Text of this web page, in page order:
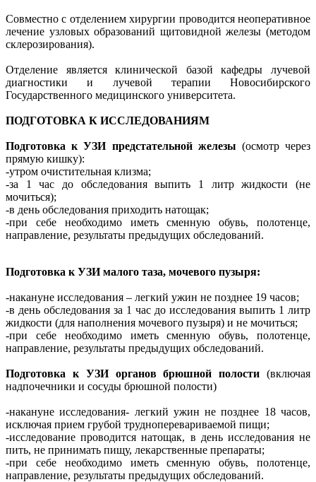
Совместно с отделением хирургии проводится неоперативное
лечение узловых образований щитовидной железы (методом
склерозирования).
Отделение является клинической базой кафедры лучевой
диагностики и лучевой терапии Новосибирского
Государственного медицинского университета.
ПОДГОТОВКА К ИССЛЕДОВАНИЯМ
Подготовка к УЗИ предстательной железы (осмотр через
прямую кишку):
-утром очистительная клизма;
-за 1 час до обследования выпить 1 литр жидкости (не
мочиться);
-в день обследования приходить натощак;
-при себе необходимо иметь сменную обувь, полотенце,
направление, результаты предыдущих обследований.
Подготовка к УЗИ малого таза, мочевого пузыря:
-накануне исследования – легкий ужин не позднее 19 часов;
-в день обследования за 1 час до исследования выпить 1 литр
жидкости (для наполнения мочевого пузыря) и не мочиться;
-при себе необходимо иметь сменную обувь, полотенце,
направление, результаты предыдущих обследований.
Подготовка к УЗИ органов брюшной полости (включая
надпочечники и сосуды брюшной полости)
-накануне исследования- легкий ужин не позднее 18 часов,
исключая прием грубой трудноперевариваемой пищи;
-исследование проводится натощак, в день исследования не
пить, не принимать пищу, лекарственные препараты;
-при себе необходимо иметь сменную обувь, полотенце,
направление, результаты предыдущих обследований.